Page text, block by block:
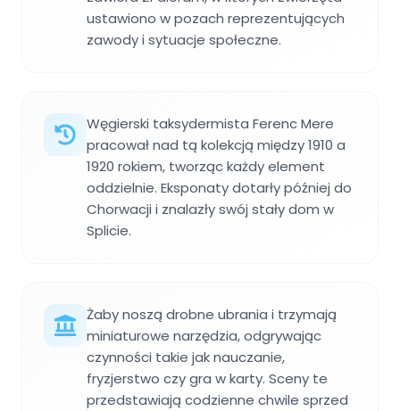
ustawiono w pozach reprezentujących
zawody i sytuacje społeczne.
Węgierski taksydermista Ferenc Mere
pracował nad tą kolekcją między 1910 a
1920 rokiem, tworząc każdy element
oddzielnie. Eksponaty dotarły później do
Chorwacji i znalazły swój stały dom w
Splicie.
Żaby noszą drobne ubrania i trzymają
miniaturowe narzędzia, odgrywając
czynności takie jak nauczanie,
fryzjerstwo czy gra w karty. Sceny te
przedstawiają codzienne chwile sprzed